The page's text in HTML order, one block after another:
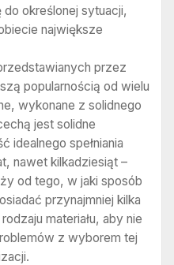
określonej sytuacji,
największe
przez
popularnością od wielu
wykonane z solidnego
jest solidne
idealnego spełniania
nawet kilkadziesiąt –
od tego, w jaki sposób
przynajmniej kilka
materiału, aby nie
z wyborem tej